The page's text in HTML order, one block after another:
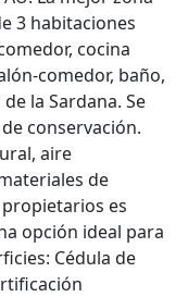
3 habitaciones
cocina
comedor, baño,
la Sardana. Se
conservación.
aire
de
es
opción ideal para
Cédula de